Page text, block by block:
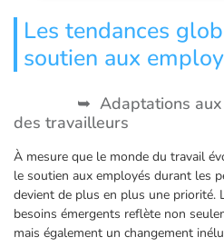
Les tendances
soutien aux
Adaptations
des travailleurs
À mesure que le monde du travail
le soutien aux employés durant les
devient de plus en plus une priorité.
besoins émergents reflète non
mais également un changement